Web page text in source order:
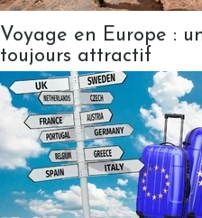
Voyage en Europe :
toujours attractif